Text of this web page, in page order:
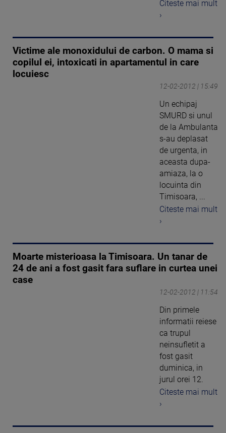
Citeste mai mult
›
Victime ale monoxidului de carbon. O mama si
copilul ei, intoxicati in apartamentul in care
locuiesc
12-02-2012 | 15:49
Un echipaj
SMURD si unul
de la Ambulanta
s-au deplasat
de urgenta, in
aceasta dupa-
amiaza, la o
locuinta din
Timisoara, ...
Citeste mai mult
›
Moarte misterioasa la Timisoara. Un tanar de
24 de ani a fost gasit fara suflare in curtea unei
case
12-02-2012 | 11:54
Din primele
informatii reiese
ca trupul
neinsufletit a
fost gasit
duminica, in
jurul orei 12.
Citeste mai mult
›